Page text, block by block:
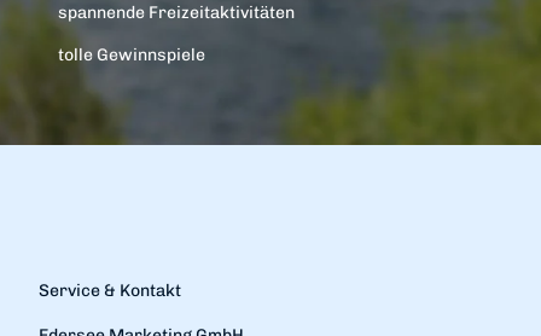
spannende Freizeitaktivitäten
tolle Gewinnspiele
Service & Kontakt